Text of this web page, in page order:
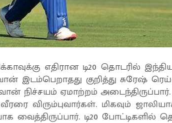
எதிரான டி20 தொடரில்
இடம்பெறாதது குறித்து சுரேஷ்
நிச்சயம் ஏமாற்றம்
விரும்புவார்கள். மிகவும்
வைத்திருப்பார். டி20 போட்டிகளில்